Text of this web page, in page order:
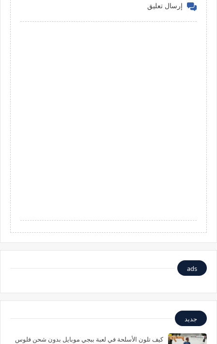
إرسال تعليق
ads
جديد
كيف تلون الأسلحة في لعبة ببجي موبايل بدون شحن فلوس